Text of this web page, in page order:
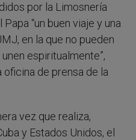
por la Limosnería
“un buen viaje y una
en la que no pueden
espiritualmente”,
de prensa de la
vez que realiza,
y Estados Unidos, el